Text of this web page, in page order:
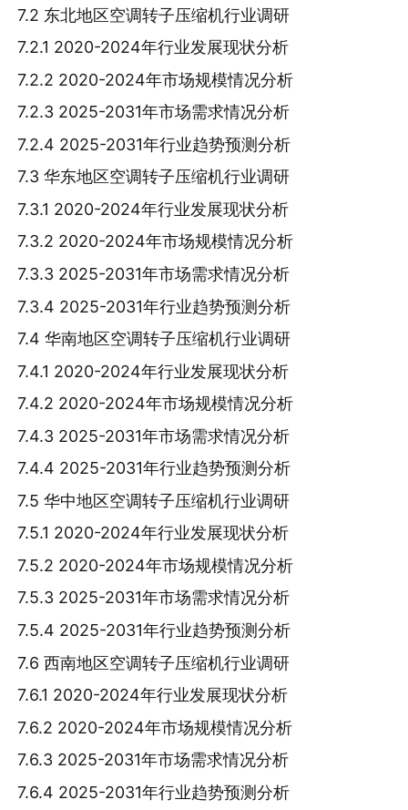
7.2 东北地区空调转子压缩机行业调研
7.2.1 2020-2024年行业发展现状分析
7.2.2 2020-2024年市场规模情况分析
7.2.3 2025-2031年市场需求情况分析
7.2.4 2025-2031年行业趋势预测分析
7.3 华东地区空调转子压缩机行业调研
7.3.1 2020-2024年行业发展现状分析
7.3.2 2020-2024年市场规模情况分析
7.3.3 2025-2031年市场需求情况分析
7.3.4 2025-2031年行业趋势预测分析
7.4 华南地区空调转子压缩机行业调研
7.4.1 2020-2024年行业发展现状分析
7.4.2 2020-2024年市场规模情况分析
7.4.3 2025-2031年市场需求情况分析
7.4.4 2025-2031年行业趋势预测分析
7.5 华中地区空调转子压缩机行业调研
7.5.1 2020-2024年行业发展现状分析
7.5.2 2020-2024年市场规模情况分析
7.5.3 2025-2031年市场需求情况分析
7.5.4 2025-2031年行业趋势预测分析
7.6 西南地区空调转子压缩机行业调研
7.6.1 2020-2024年行业发展现状分析
7.6.2 2020-2024年市场规模情况分析
7.6.3 2025-2031年市场需求情况分析
7.6.4 2025-2031年行业趋势预测分析